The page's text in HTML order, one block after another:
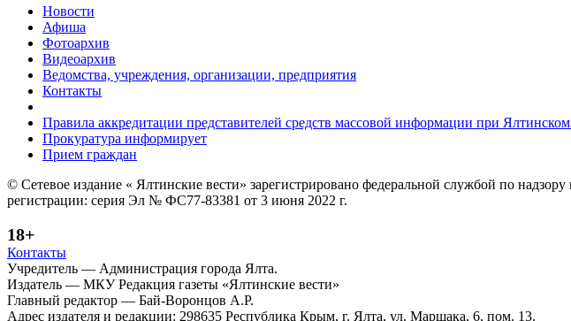
Новости
Афиша
Фотоархив
Видеоархив
Ведомства, учреждения, организации, предприятия
Контакты
Правила аккредитации представителей средств массовой информации при
Прокуратура информирует
Прием граждан
© Сетевое издание « Ялтинские вести» зарегистрировано федеральной службой по
регистрации: серия Эл № ФС77-83381 от 3 июня 2022 г.
18+
Контакты
Учредитель — Администрация города Ялта.
Издатель — МКУ Редакция газеты «Ялтинские вести»
Главный редактор — Бай-Воронцов А.Р.
Адрес издателя и редакции: 298635 Республика Крым, г. Ялта, ул. Маршака, 6, пом. 13.